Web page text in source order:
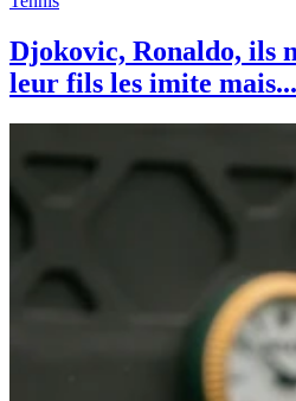
Djokovic, Ronaldo, ils
leur fils les imite